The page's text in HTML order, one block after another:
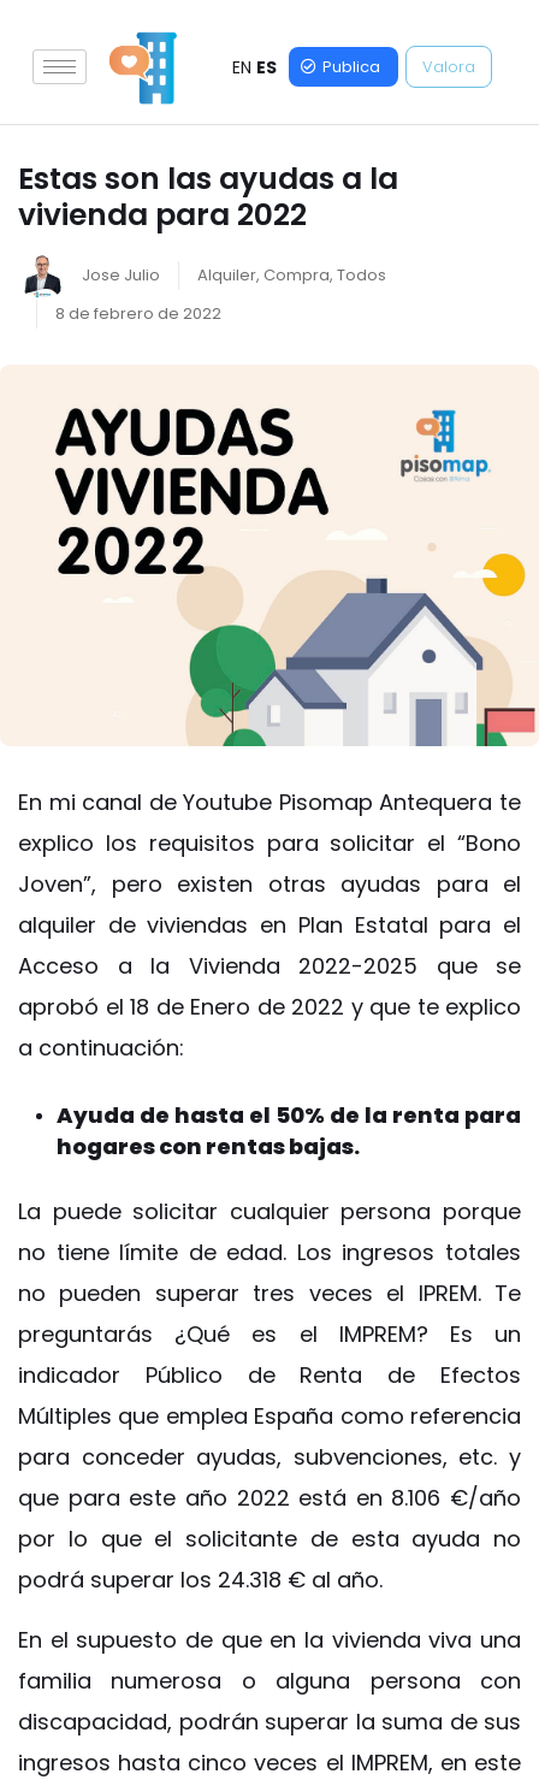
EN ES Publica Valora
Estas son las ayudas a la
vivienda para 2022
Jose Julio Alquiler, Compra, Todos
8 de febrero de 2022
En mi canal de Youtube Pisomap Antequera te
explico los requisitos para solicitar el “Bono
Joven”, pero existen otras ayudas para el
alquiler de viviendas en Plan Estatal para el
Acceso a la Vivienda 2022-2025 que se
aprobó el 18 de Enero de 2022 y que te explico
a continuación:
Ayuda de hasta el 50% de la renta para
hogares con rentas bajas.
La puede solicitar cualquier persona porque
no tiene límite de edad. Los ingresos totales
no pueden superar tres veces el IPREM. Te
preguntarás ¿Qué es el IMPREM? Es un
indicador Público de Renta de Efectos
Múltiples que emplea España como referencia
para conceder ayudas, subvenciones, etc. y
que para este año 2022 está en 8.106 €/año
por lo que el solicitante de esta ayuda no
podrá superar los 24.318 € al año.
En el supuesto de que en la vivienda viva una
familia numerosa o alguna persona con
discapacidad, podrán superar la suma de sus
ingresos hasta cinco veces el IMPREM, en este